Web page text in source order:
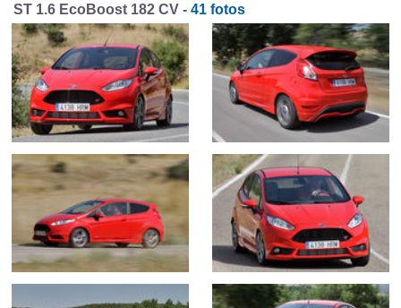
ST 1.6 EcoBoost 182 CV - 41 fotos